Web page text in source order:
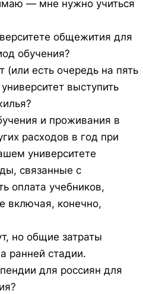
— мне нужно учиться
общежития для
обучения?
(или есть очередь на пять
выступить
и проживания в
расходов в год при
университете
связанные с
оплата учебников,
включая, конечно,
но общие затраты
ранней стадии.
для россиян для